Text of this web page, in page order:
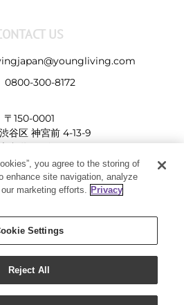
US
0800-300-8172
〒150-0001
谷区 神宮前 4-13-9
参道LHビル
Essential Oils | All Rights Reserved
you agree to the storing of
enhance site navigation, analyze
marketing efforts. Privacy
Settings
Reject All